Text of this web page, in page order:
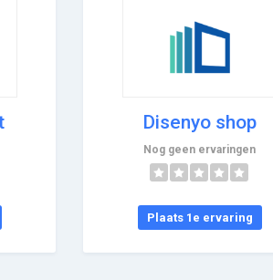
Disenyo shop
Nog geen ervaringen
Plaats 1e ervaring